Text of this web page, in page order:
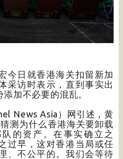
今日就香港海关扣留新加
采访时表示，直到事实出
加不必要的混乱。
News Asia）网引述，黄
测为什么香港海关要卸载
的资产。在事实确立之
过早，这对香港当局或任
、不公平的。我们会等待